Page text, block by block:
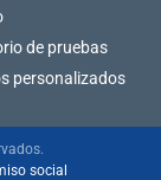
de pruebas
personalizados
social